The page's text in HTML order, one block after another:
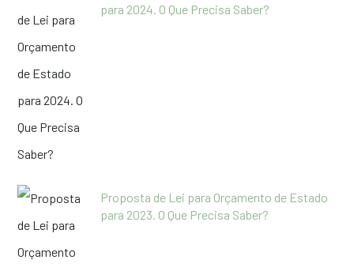
para 2024. O Que Precisa Saber?
Proposta de Lei para Orçamento de Estado
para 2023. O Que Precisa Saber?